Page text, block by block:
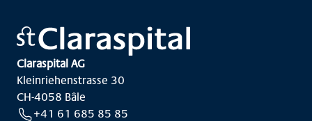
Claraspital AG
Kleinriehenstrasse 30
CH-4058 Bâle
+41 61 685 85 85